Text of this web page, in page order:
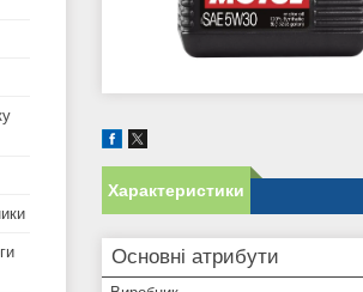
Характеристики
Основні атрибути